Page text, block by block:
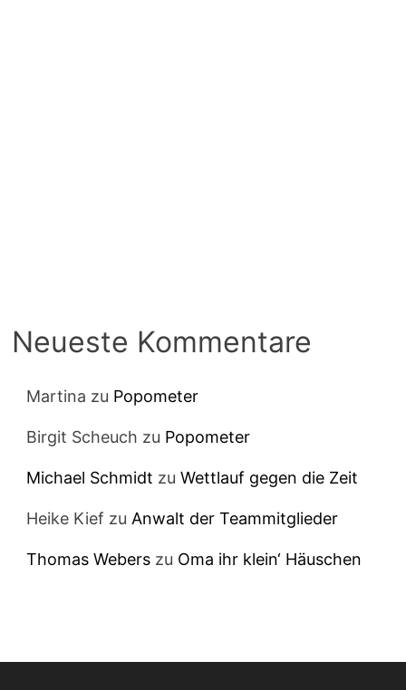
Neueste Kommentare
Martina zu Popometer
Birgit Scheuch zu Popometer
Michael Schmidt zuWettlauf gegen die Zeit
Heike Kief zu Anwalt der Teammitglieder
Thomas Webers zu Oma ihr klein‘ Häuschen